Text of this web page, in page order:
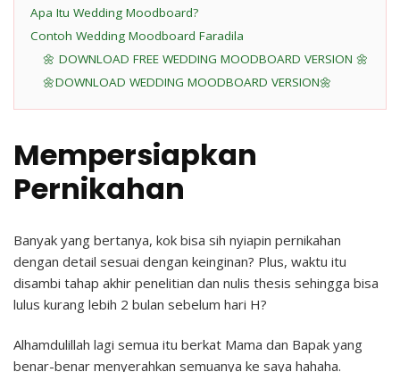
Apa Itu Wedding Moodboard?
Contoh Wedding Moodboard Faradila
🌼 DOWNLOAD FREE WEDDING MOODBOARD VERSION 🌼
🌼DOWNLOAD WEDDING MOODBOARD VERSION🌼
Mempersiapkan
Pernikahan
Banyak yang bertanya, kok bisa sih nyiapin pernikahan
dengan detail sesuai dengan keinginan? Plus, waktu itu
disambi tahap akhir penelitian dan nulis thesis sehingga bisa
lulus kurang lebih 2 bulan sebelum hari H?
Alhamdulillah lagi semua itu berkat Mama dan Bapak yang
benar-benar menyerahkan semuanya ke saya hahaha.